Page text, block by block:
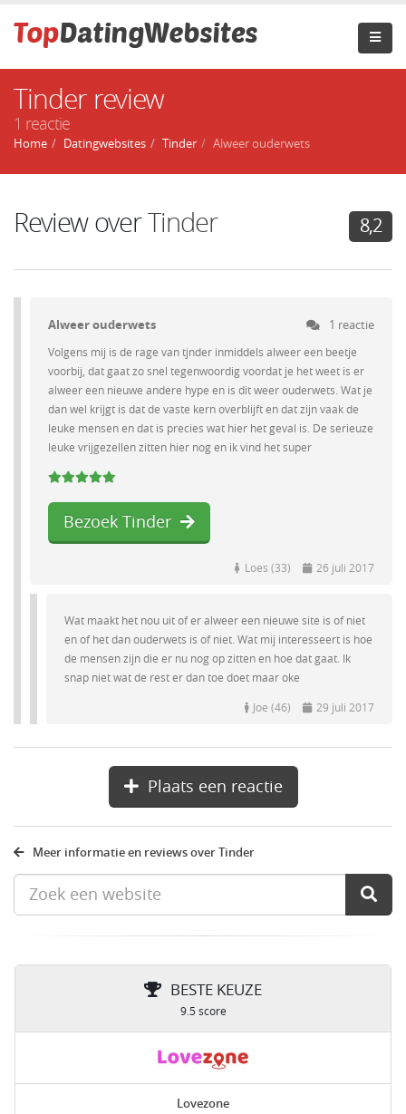
Tinder review
1 reactie
Home Datingwebsites Tinder Alweer ouderwets
Review overTinder 8,2
Alweer ouderwets 1 reactie
Volgens mij is de rage van tjnder inmiddels alweer een beetje
voorbij, dat gaat zo snel tegenwoordig voordat je het weet is er
alweer een nieuwe andere hype en is dit weer ouderwets. Wat je
dan wel krijgt is dat de vaste kern overblijft en dat zijn vaak de
leuke mensen en dat is precies wat hier het geval is. De serieuze
leuke vrijgezellen zitten hier nog en ik vind het super
Bezoek Tinder
Loes (33) 26 juli 2017
Wat maakt het nou uit of er alweer een nieuwe site is of niet
en of het dan ouderwets is of niet. Wat mij interesseert is hoe
de mensen zijn die er nu nog op zitten en hoe dat gaat. Ik
snap niet wat de rest er dan toe doet maar oke
Joe (46) 29 juli 2017
Plaats een reactie
Meer informatie en reviews over Tinder
BESTE KEUZE
9.5 score
Lovezone